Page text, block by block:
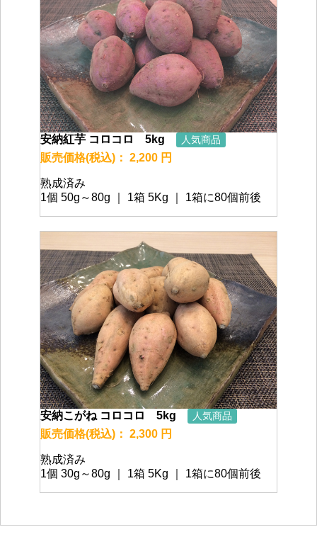
安納紅芋 コロコロ 5kg 人気商品
販売価格(税込)： 2,200 円
熟成済み
1個 50g～80g ｜ 1箱 5Kg ｜ 1箱に80個前後
安納こがね コロコロ 5kg 人気商品
販売価格(税込)： 2,300 円
熟成済み
1個 30g～80g ｜ 1箱 5Kg ｜ 1箱に80個前後